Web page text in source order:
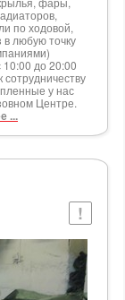
по ходовой,
до 20:00
у нас
Центре.
...